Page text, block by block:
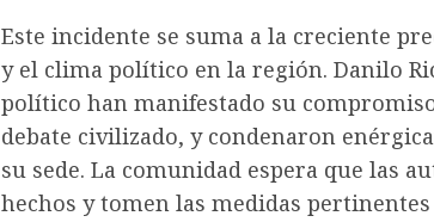
Este incidente se suma a la creciente
y el clima político en la región. Danilo
político han manifestado su
debate civilizado, y condenaron
su sede. La comunidad espera que las
hechos y tomen las medidas